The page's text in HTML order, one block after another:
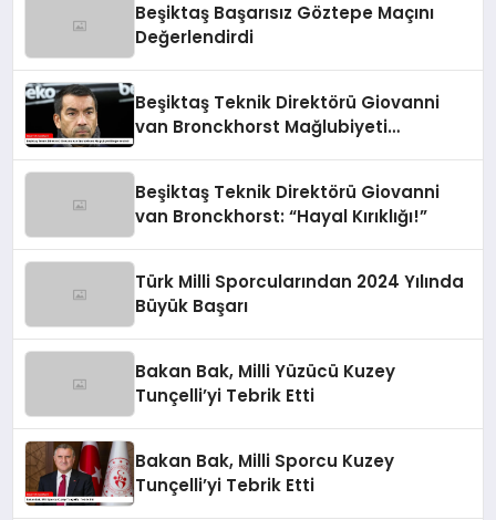
Beşiktaş Başarısız Göztepe Maçını
Değerlendirdi
Beşiktaş Teknik Direktörü Giovanni
van Bronckhorst Mağlubiyeti
Beşiktaş Teknik Direktörü Giovanni
van Bronckhorst: “Hayal Kırıklığı!”
Türk Milli Sporcularından 2024 Yılında
Büyük Başarı
Bakan Bak, Milli Yüzücü Kuzey
Tunçelli’yi Tebrik Etti
Bakan Bak, Milli Sporcu Kuzey
Tunçelli’yi Tebrik Etti